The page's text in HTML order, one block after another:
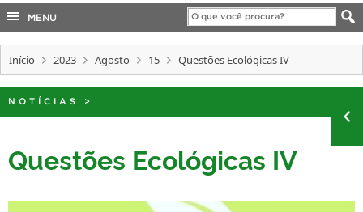
Canais
COBALTO
CONCURSOS
EDITAIS
INTERNACIONAL
OUVIDORIA
TELEFONES
MENU
Início 2023 Agosto 15 Questões Ecológicas IV
NOTÍCIAS >
Questões Ecológicas IV